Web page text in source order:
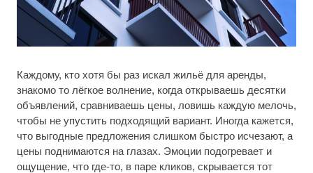
Каждому, кто хотя бы раз искал жильё для аренды,
знакомо то лёгкое волнение, когда открываешь десятки
объявлений, сравниваешь цены, ловишь каждую мелочь,
чтобы не упустить подходящий вариант. Иногда кажется,
что выгодные предложения слишком быстро исчезают, а
цены поднимаются на глазах. Эмоции подогревает и
ощущение, что где-то, в паре кликов, скрывается тот